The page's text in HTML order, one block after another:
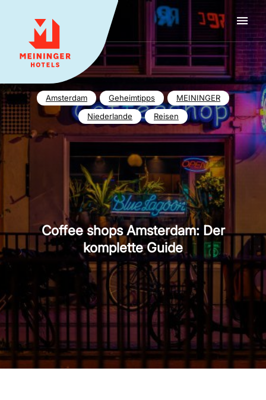
MEININGER HOTELS
Amsterdam Geheimtipps
MEININGER
Niederlande
Reisen
Coffee shops Amsterdam: Der
komplette Guide